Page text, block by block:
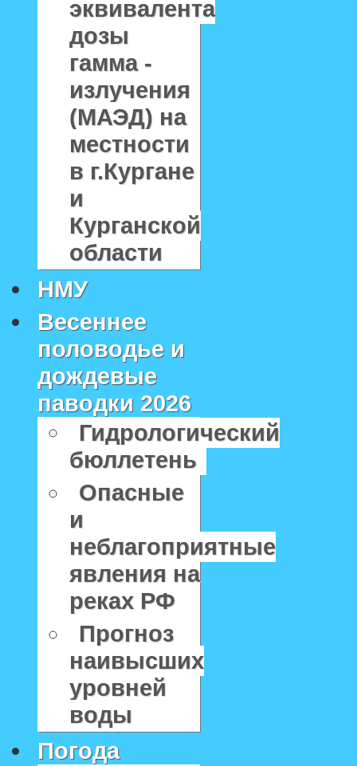
эквивалента
дозы
гамма -
излучения
(МАЭД) на
местности
в г.Кургане
и
Курганской
области
НМУ
Весеннее
половодье и
дождевые
паводки 2026
Гидрологический
бюллетень
Опасные
и
неблагоприятные
явления на
реках РФ
Прогноз
наивысших
уровней
воды
Погода